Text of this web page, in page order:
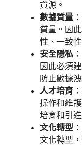
資源。
數據質量
質量。因
性、一致
安全隱私
因此必須
防止數據
人才培育
操作和維
培育和引進
文化轉型
文化轉型